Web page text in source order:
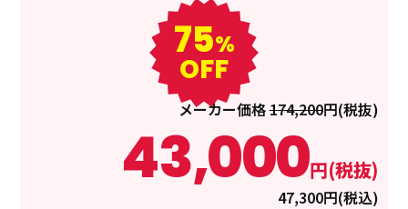
75%
OFF
メーカー価格174,200円(税抜)
43,000円(税抜)
47,300円(税込)